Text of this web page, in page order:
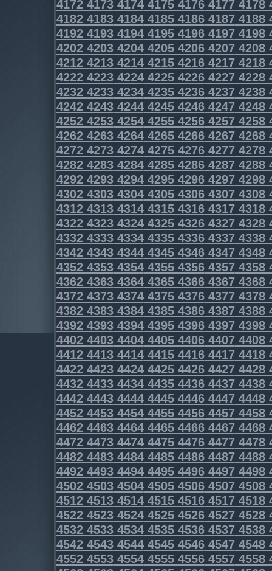
4172417341744175417641774178
4182418341844185418641874188
4192419341944195419641974198
4202420342044205420642074208
4212421342144215421642174218
4222422342244225422642274228
4232423342344235423642374238
4242424342444245424642474248
4252425342544255425642574258
4262426342644265426642674268
4272427342744275427642774278
4282428342844285428642874288
4292429342944295429642974298
4302430343044305430643074308
4312431343144315431643174318
4322432343244325432643274328
4332433343344335433643374338
4342434343444345434643474348
4352435343544355435643574358
4362436343644365436643674368
4372437343744375437643774378
4382438343844385438643874388
4392439343944395439643974398
4402440344044405440644074408
4412441344144415441644174418
4422442344244425442644274428
4432443344344435443644374438
4442444344444445444644474448
4452445344544455445644574458
4462446344644465446644674468
4472447344744475447644774478
4482448344844485448644874488
4492449344944495449644974498
4502450345044505450645074508
4512451345144515451645174518
4522452345244525452645274528
4532453345344535453645374538
4542454345444545454645474548
4552455345544555455645574558